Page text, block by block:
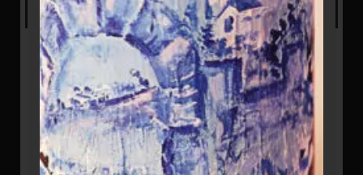
5. זכות עיון, תיקון ומחיקה
על פי חוק הגנת הפרטיות, התשמ"א-1981, הנך זכאי לעיין
במידע האישי שנאסף עליך על ידי האתר. אם מצאת שהמידע
אינו מדויק, שלם או עדכני, הנך רשאי לבקש לתקן אותו או למחוק
אותו. ניתן להגיש בקשה כזו באמצעות פנייה לכתובת הדואר
האלקטרוני: matid05271@gmail.com. האתר יפעל בתוך
זמן סביר לבצע את הבקשה.